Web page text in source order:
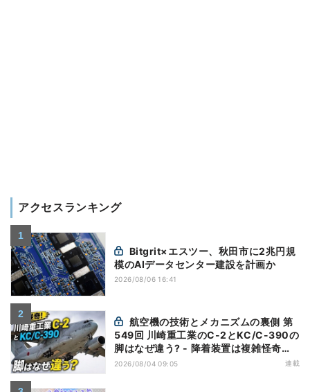
アクセスランキング
模のAIデータセンター建設を計画か
2026/08/06 16:41
549回 川崎重工業のC-2とKC/C-390の
脚はなぜ違う? - 降着装置は複雑怪奇
(5)|軍用輸送機(10)
2026/08/04 09:05 連載